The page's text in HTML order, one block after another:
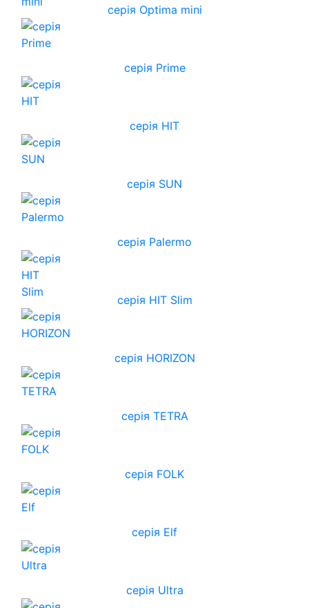
серія Optima mini
серія Prime
серія HIT
серія SUN
серія Palermo
серія HIT Slim
cерія HORIZON
серія TETRA
серія FOLK
серія Elf
серія Ultra